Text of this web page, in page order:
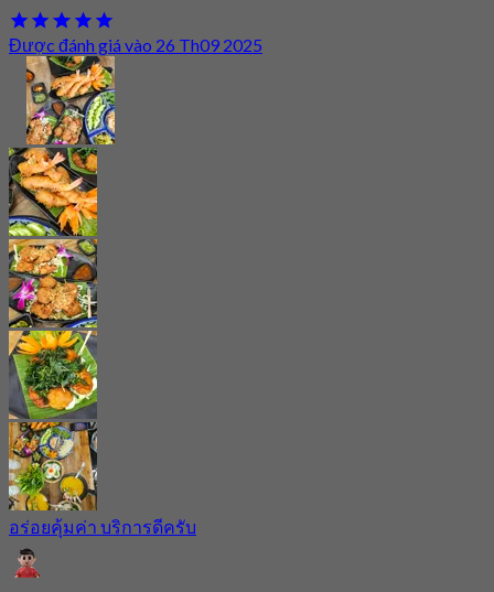
Được đánh giá vào 26 Th09 2025
อร่อยคุ้มค่า บริการดีครับ